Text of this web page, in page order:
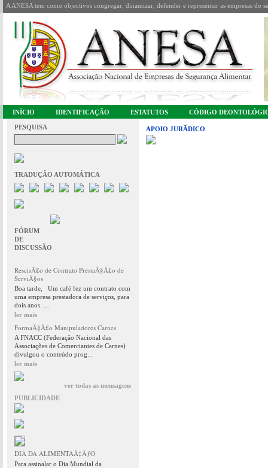
A ANESA tem como objectivos congregar, dinamizar, defender e representar as empresas
INÍCIO IDENTIFICAÇÃO ESTATUTOS CÓDIGO
PESQUISA
TRADUÇÃO AUTOMÁTICA
FÓRUM
DE
DISCUSSÃO
RescisÃ£o de Contrato PrestaÃ§Ã£o de
ServiÃ§os
Boa tarde, Um café fez um contrato com
uma empresa prestadora de serviços, para
dois anos. ...
ler mais
FormaÃ§Ã£o Manipuladores Carnes
A FNACC (Federação Nacional das
Associações de Comerciantes de Carnes)
divulgou o conteúdo prog...
ler mais
ver todas as mensagens
PUBLICIDADE
DIA DA ALIMENTAÃ‡ÃƒO
Para assinalar o Dia Mundial da
APOIO JURÃ­DICO